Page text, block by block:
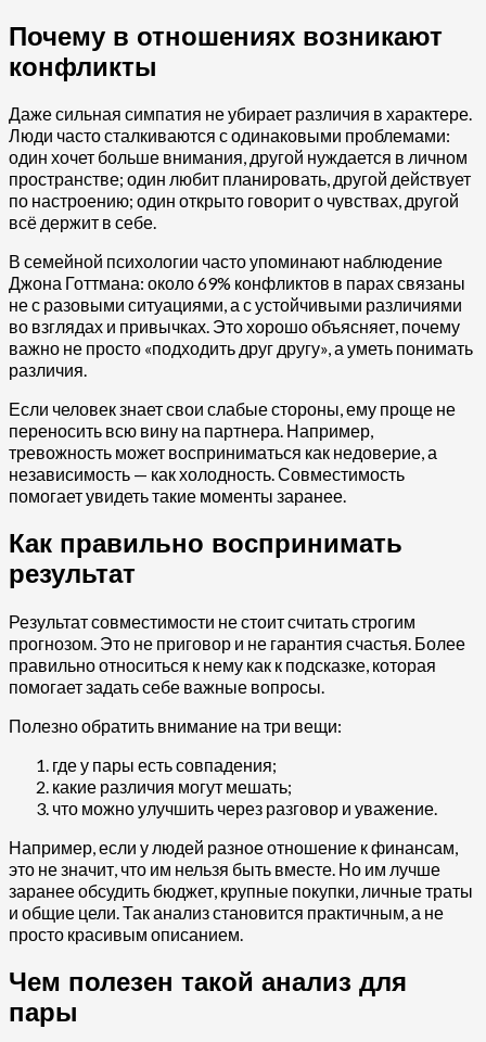
Почему в отношениях возникают
конфликты
Даже сильная симпатия не убирает различия в характере.
Люди часто сталкиваются с одинаковыми проблемами:
один хочет больше внимания, другой нуждается в личном
пространстве; один любит планировать, другой действует
по настроению; один открыто говорит о чувствах, другой
всё держит в себе.
В семейной психологии часто упоминают наблюдение
Джона Готтмана: около 69% конфликтов в парах связаны
не с разовыми ситуациями, а с устойчивыми различиями
во взглядах и привычках. Это хорошо объясняет, почему
важно не просто «подходить друг другу», а уметь понимать
различия.
Если человек знает свои слабые стороны, ему проще не
переносить всю вину на партнера. Например,
тревожность может восприниматься как недоверие, а
независимость — как холодность. Совместимость
помогает увидеть такие моменты заранее.
Как правильно воспринимать
результат
Результат совместимости не стоит считать строгим
прогнозом. Это не приговор и не гарантия счастья. Более
правильно относиться к нему как к подсказке, которая
помогает задать себе важные вопросы.
Полезно обратить внимание на три вещи:
где у пары есть совпадения;
какие различия могут мешать;
что можно улучшить через разговор и уважение.
Например, если у людей разное отношение к финансам,
это не значит, что им нельзя быть вместе. Но им лучше
заранее обсудить бюджет, крупные покупки, личные траты
и общие цели. Так анализ становится практичным, а не
просто красивым описанием.
Чем полезен такой анализ для
пары